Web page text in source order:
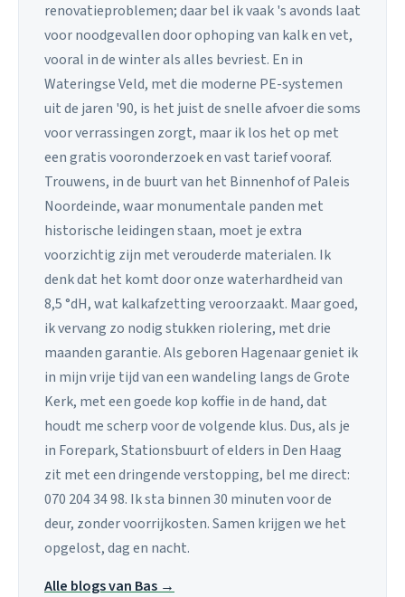
renovatieproblemen; daar bel ik vaak 's avonds laat
voor noodgevallen door ophoping van kalk en vet,
vooral in de winter als alles bevriest. En in
Wateringse Veld, met die moderne PE-systemen
uit de jaren '90, is het juist de snelle afvoer die soms
voor verrassingen zorgt, maar ik los het op met
een gratis vooronderzoek en vast tarief vooraf.
Trouwens, in de buurt van het Binnenhof of Paleis
Noordeinde, waar monumentale panden met
historische leidingen staan, moet je extra
voorzichtig zijn met verouderde materialen. Ik
denk dat het komt door onze waterhardheid van
8,5 °dH, wat kalkafzetting veroorzaakt. Maar goed,
ik vervang zo nodig stukken riolering, met drie
maanden garantie. Als geboren Hagenaar geniet ik
in mijn vrije tijd van een wandeling langs de Grote
Kerk, met een goede kop koffie in de hand, dat
houdt me scherp voor de volgende klus. Dus, als je
in Forepark, Stationsbuurt of elders in Den Haag
zit met een dringende verstopping, bel me direct:
070 204 34 98. Ik sta binnen 30 minuten voor de
deur, zonder voorrijkosten. Samen krijgen we het
opgelost, dag en nacht.
Alle blogs van Bas →